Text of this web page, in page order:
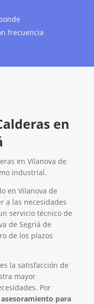
frecuencia
en
en Vilanova de
industrial.
en Vilanova de
a las necesidades
servicio técnico de
de Segriá de
de los plazos
la satisfacción de
mayor
Por
para